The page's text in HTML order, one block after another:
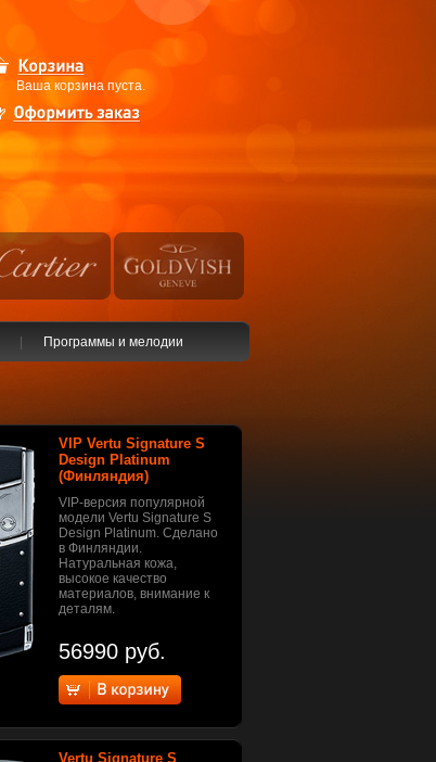
Ваша корзина пуста.
Программы и мелодии
VIP Vertu Signature S
Design Platinum
(Финляндия)
VIP-версия популярной
модели Vertu Signature S
Design Platinum. Сделано
в Финляндии.
Натуральная кожа,
высокое качество
материалов, внимание к
деталям.
56990 руб.
Vertu Signature S